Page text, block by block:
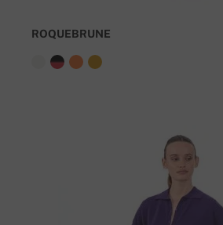
ROQUEBRUNE